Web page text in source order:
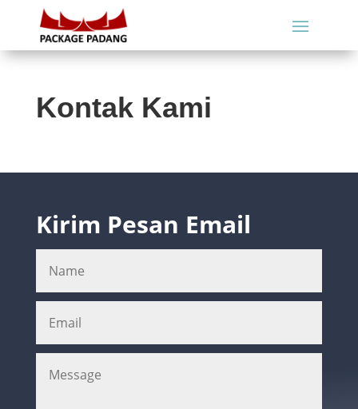
Kontak Kami
Kirim Pesan Email